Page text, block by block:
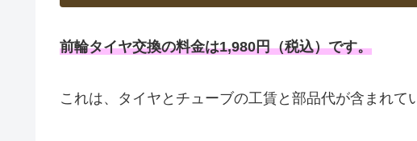
前輪タイヤ交換の料金は1,980円（税込）です。
これは、タイヤとチューブの工賃と部品代が含まれて